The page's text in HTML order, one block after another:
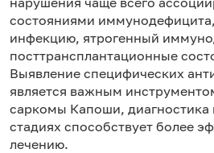
состояниями
инфекцию, ятрогенный
посттрансплантационные
Выявление специфических
является важным
саркомы Капоши, диагностика
стадиях способствует более
лечению.